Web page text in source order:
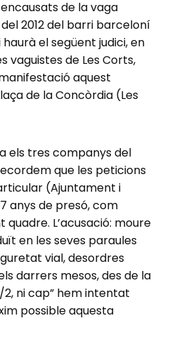
de la vaga
2012 del barri barceloní
el següent judici, en
vaguistes de Les Corts,
aquest
de la Concòrdia (Les
els tres companys del
que les peticions
(Ajuntament i
anys de presó, com
L’acusació: moure
en les seves paraules
vial, desordres
darrers mesos, des de la
2, ni cap” hem intentat
possible aquesta